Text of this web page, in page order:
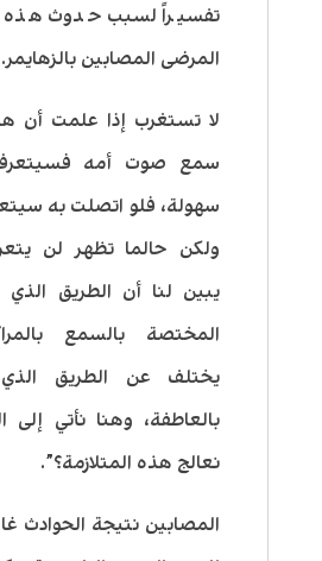
تفسيراً لسبب حدوث هذه
المرضى المصابين بالزهايمر.
لا تستغرب إذا علمت أن
سمع صوت أمه
سهولة، فلو اتصلت به
ولكن حالما تظهر لن
يبين لنا أن الطريق الذي
المختصة بالسمع
يختلف عن الطريق
بالعاطفة، وهنا نأتي إلى
نعالج هذه المتلازمة؟”.
المصابين نتيجة الحوادث